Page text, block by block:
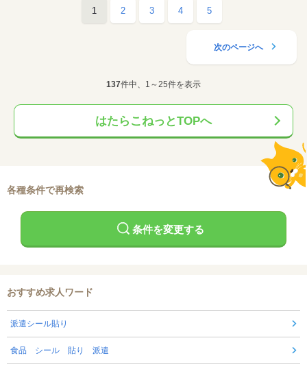
1 2 3 4 5
次のページへ
137件中、1～25件を表示
はたらこねっとTOPへ
各種条件で再検索
条件を変更する
おすすめ求人ワード
派遣シール貼り
食品 シール 貼り 派遣